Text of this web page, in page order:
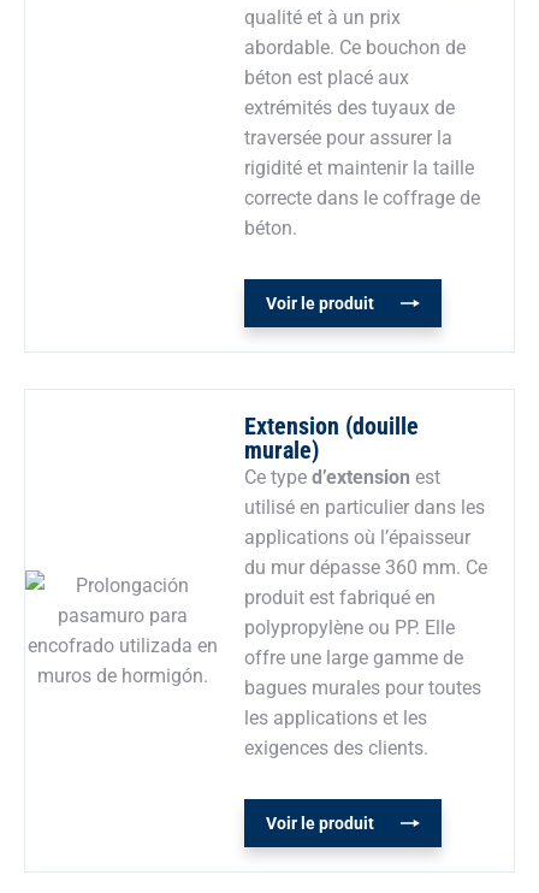
qualité et à un prix
abordable. Ce bouchon de
béton est placé aux
extrémités des tuyaux de
traversée pour assurer la
rigidité et maintenir la taille
correcte dans le coffrage de
béton.
Voir le produit
Extension (douille
murale)
Ce typed’extension est
utilisé en particulier dans les
applications où l’épaisseur
du mur dépasse 360 mm. Ce
produit est fabriqué en
polypropylène ou PP. Elle
offre une large gamme de
bagues murales pour toutes
les applications et les
exigences des clients.
Voir le produit